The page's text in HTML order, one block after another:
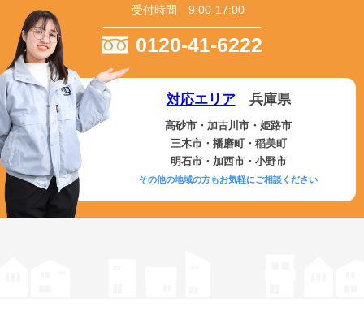
受付時間 9:00-17:00
0120-41-6222
対応エリア兵庫県
高砂市・加古川市・姫路市
三木市・播磨町・稲美町
明石市・加西市・小野市
その他の地域の方もお気軽にご相談ください